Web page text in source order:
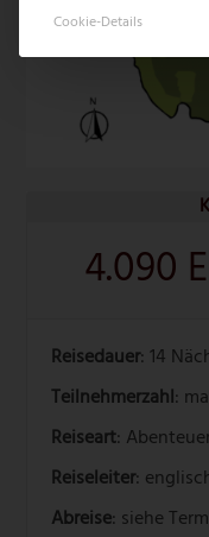
4.090
Reisedauer: 14
Teilnehmerzahl:
Reiseart:
Reiseleiter:
Abreise: siehe
Cookie-Details